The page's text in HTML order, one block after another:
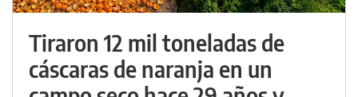
Tiraron 12 mil toneladas de
cáscaras de naranja en un